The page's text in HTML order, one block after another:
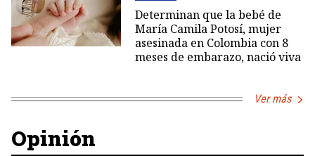
Determinan que la bebé de
María Camila Potosí, mujer
asesinada en Colombia con 8
meses de embarazo, nació viva
Ver más
Opinión